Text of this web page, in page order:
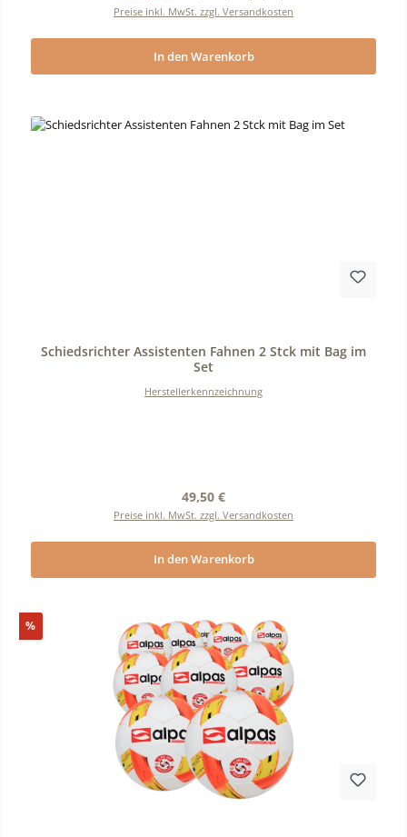
Preise inkl. MwSt. zzgl. Versandkosten
In den Warenkorb
Schiedsrichter Assistenten Fahnen 2 Stck mit Bag im
Set
Herstellerkennzeichnung
Regulärer Preis:
49,50 €
Preise inkl. MwSt. zzgl. Versandkosten
In den Warenkorb
%Rabatt